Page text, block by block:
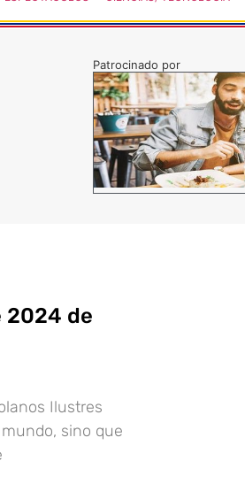
Patrocinado por
2024 de
Ilustres
sino que